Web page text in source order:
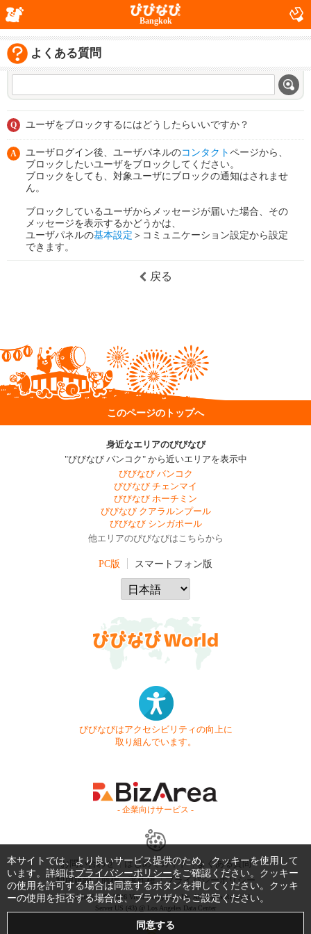
Bangkok
よくある質問
Q ユーザをブロックするにはどうしたらいいですか？
A ユーザログイン後、ユーザパネルのコンタクト ページから、
ブロックしたいユーザをブロックしてください。
ブロックをしても、対象ユーザにブロックの通知はされませ
ん。
ブロックしているユーザからメッセージが届いた場合、その
メッセージを表示するかどうかは、
ユーザパネルの基本設定 ＞コミュニケーション設定から設定
できます。
戻る
このページのトップへ
身近なエリアのびびなび
"びびなび バンコク" から近いエリアを表示中
びびなび バンコク
びびなび チェンマイ
びびなび ホーチミン
びびなび クアラルンプール
びびなび シンガポール
他エリアのびびなびはこちらから
PC版 スマートフォン版
びびなびはアクセシビリティの向上に
取り組んでいます。
- 企業向けサービス -
お問い合わせ はじめてガイド
よくある質問
利用規約
商標・著作権 プライバシーポリシー
Copyright © 1999-2026 Vivid Navigation, Inc. All Rights Reserved.
Server US (43) @ Los Angeles Data Center
本サイトでは、より良いサービス提供のため、クッキーを使用して
います。詳細はプライバシーポリシーをご確認ください。クッキー
の使用を許可する場合は同意するボタンを押してください。クッキ
ーの使用を拒否する場合は、ブラウザからご設定ください。